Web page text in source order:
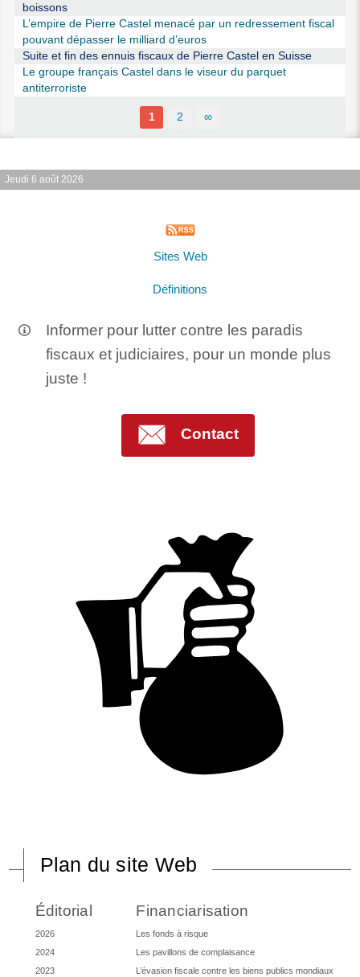
boissons
L’empire de Pierre Castel menacé par un redressement fiscal
pouvant dépasser le milliard d’euros
Suite et fin des ennuis fiscaux de Pierre Castel en Suisse
Le groupe français Castel dans le viseur du parquet
antiterroriste
1 2 ∞
Jeudi 6 août 2026
Sites Web
Définitions
Informer pour lutter contre les paradis
fiscaux et judiciaires, pour un monde plus
juste !
Contact
Plan du site Web
Éditorial
2026
2024
2023
Financiarisation
Les fonds à risque
Les pavillons de complaisance
L’évasion fiscale contre les biens publics mondiaux